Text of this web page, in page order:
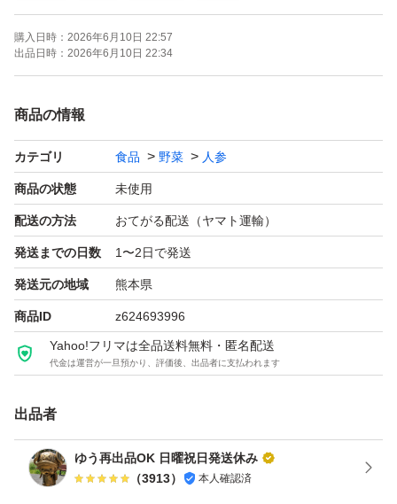
品であれば送料もお値引きします。
購入日時： 2026年6月10日 22:57
出品日時： 2026年6月10日 22:34
商品の情報
カテゴリ 食品 野菜 人参
商品の状態 未使用
配送の方法 おてがる配送（ヤマト運輸）
発送までの日数 1〜2日で発送
発送元の地域 熊本県
商品ID z624693996
Yahoo!フリマは全品送料無料・匿名配送
代金は運営が一旦預かり、評価後、出品者に支払われます
出品者
ゆう再出品OK 日曜祝日発送休み
（3913） 本人確認済